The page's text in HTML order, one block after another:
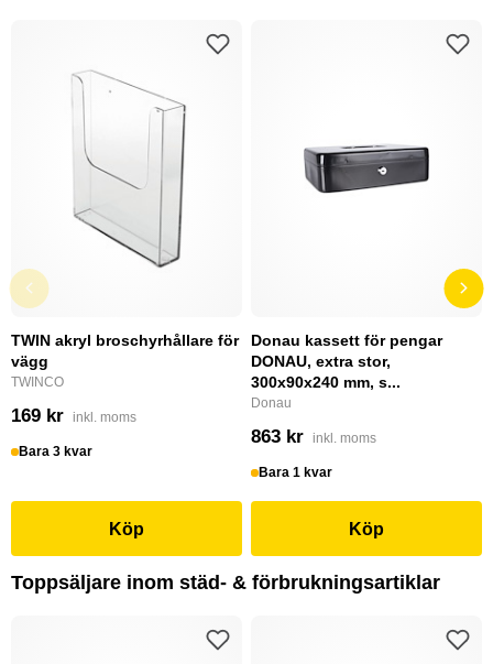
TWIN akryl broschyrhållare för
vägg
TWINCO
169 kr inkl. moms
Bara 3 kvar
Köp
Donau kassett för pengar
DONAU, extra stor,
300x90x240 mm, s...
Donau
863 kr inkl. moms
Bara 1 kvar
Köp
Toppsäljare inom städ- & förbrukningsartiklar